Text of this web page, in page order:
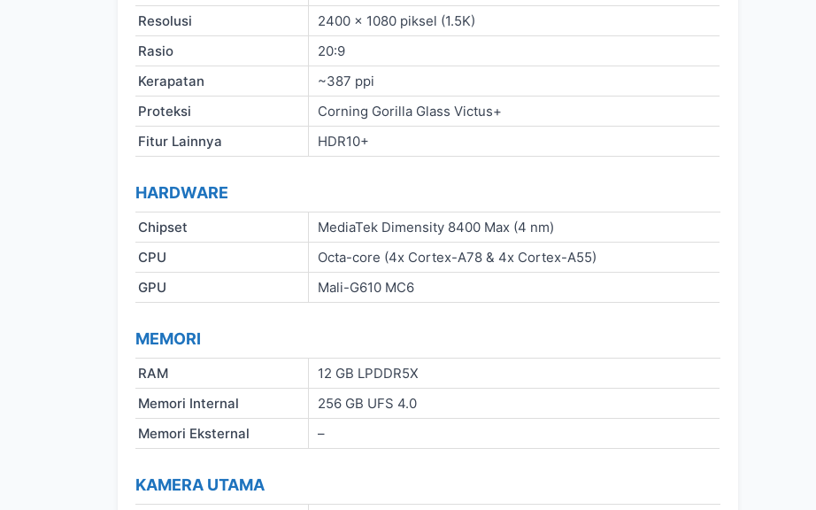
Resolusi
2400 x 1080 piksel (1.5K)
Rasio
20:9
Kerapatan
~387 ppi
Proteksi
Corning Gorilla Glass Victus+
Fitur Lainnya
HDR10+
HARDWARE
Chipset
MediaTek Dimensity 8400 Max (4 nm)
CPU
Octa-core (4x Cortex-A78 & 4x Cortex-A55)
GPU
Mali-G610 MC6
MEMORI
RAM
12 GB LPDDR5X
Memori Internal
256 GB UFS 4.0
Memori Eksternal
–
KAMERA UTAMA